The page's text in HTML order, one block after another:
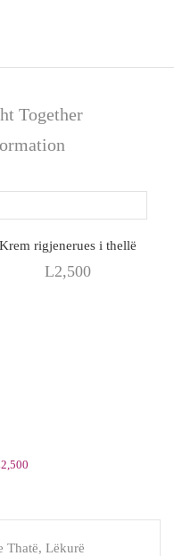
Together
Krem rigjenerues i thellë
L2,500
2,500
Thatë, Lëkurë